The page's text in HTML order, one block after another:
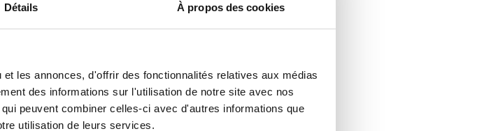
Détails À propos des cookies
les annonces, d'offrir des fonctionnalités relatives aux médias
des informations sur l'utilisation de notre site avec nos
peuvent combiner celles-ci avec d'autres informations que
utilisation de leurs services.